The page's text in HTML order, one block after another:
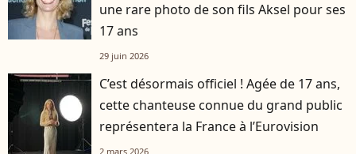
une rare photo de son fils Aksel pour ses
17 ans
29 juin 2026
C’est désormais officiel ! Agée de 17 ans,
cette chanteuse connue du grand public
représentera la France à l’Eurovision
2 mars 2026